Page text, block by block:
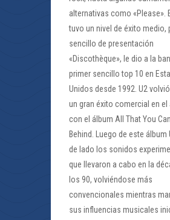
alternativas como «Please».
tuvo un nivel de éxito medio,
sencillo de presentación
«Discothèque», le dio a la
primer sencillo top 10 en
Unidos desde 1992. U2
un gran éxito comercial en el
con el álbum All That You
Behind. Luego de este álbum
de lado los sonidos
que llevaron a cabo en la
los 90, volviéndose más
convencionales mientras
sus influencias musicales